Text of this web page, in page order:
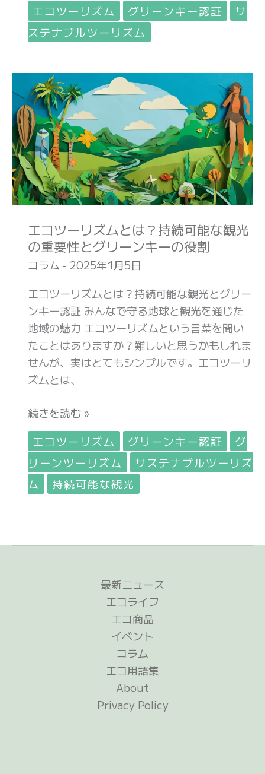
ツ
ー
リ
ム
へ
の
課
題
と
解
決
エコツーリズム
グリーンキー認証
サ
ステナブルツーリズム
エコツーリズムとは？持続可能な観光
の重要性とグリーンキーの役割
コラム - 2025年1月5日
エコツーリズムとは？持続可能な観光とグリー
ンキー認証 みんなで守る地球と観光を通じた
地域の魅力 エコツーリズムという言葉を聞い
たことはありますか？難しいと思うかもしれま
せんが、実はとてもシンプルです。エコツーリ
ズムとは、
エ
コ
ツ
ー
リ
ズ
ム
と
持
続
可
能
な
観
光
の
重
性
グ
リ
ー
ン
の
続きを読む »
エコツーリズム
グリーンキー認証
グ
リーンツーリズム
サステナブルツーリズ
ム
持続可能な観光
最新ニュース
エコライフ
エコ商品
イベント
コラム
エコ用語集
About
Privacy Policy